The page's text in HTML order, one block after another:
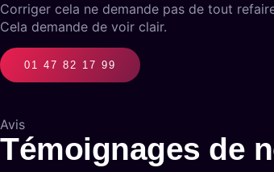
Corriger cela ne demande pas de tout
Cela demande de voir clair.
01 47 82 17 99
Avis
Témoignages de